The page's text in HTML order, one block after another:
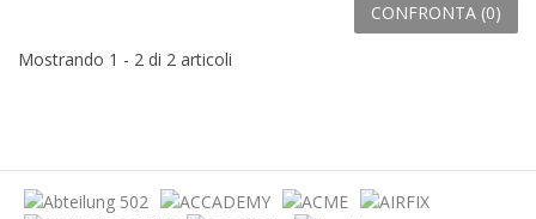
CONFRONTA (0)
Mostrando 1 - 2 di 2 articoli